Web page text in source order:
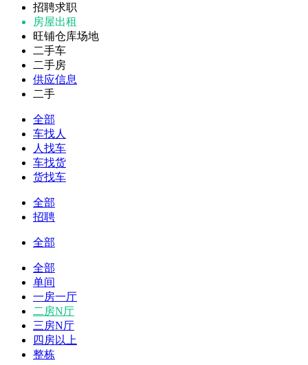
招聘求职
房屋出租
旺铺仓库场地
二手车
二手房
供应信息
二手
全部
车找人
人找车
车找货
货找车
全部
招聘
全部
全部
单间
一房一厅
二房N厅
三房N厅
四房以上
整栋